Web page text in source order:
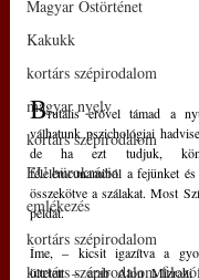
Magyar Őstörténet
Kakukk
kortárs szépirodalom
magyar nyelv
kortárs szépirodalom
EU bürokrácia
emlékezés
kortárs szépirodalom
kortárs szépirodalom
Brutális erővel támad a
válhatunk pszichológiai
de ha ezt tudjuk,
félelemcunamiból a fejünket
összekötve a szálakat. Most
példát.
Íme, ‒ kicsit igazítva a
ültetett ‒ arab Alon Mizrahi